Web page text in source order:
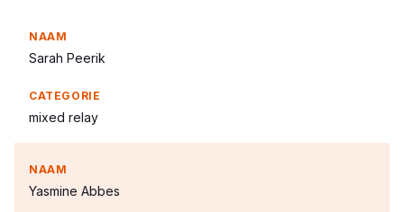
Sarah Peerik
mixed relay
Yasmine Abbes